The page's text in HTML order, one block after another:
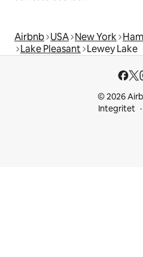
Airbnb USA New York
Lake Pleasant Lewey Lake
© 2026
Integritet